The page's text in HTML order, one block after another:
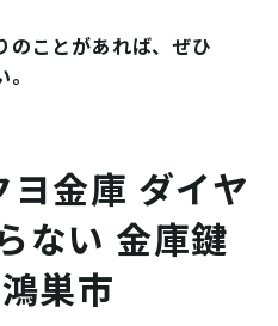
のことがあれば、ぜひ
金庫 ダイヤ
ない 金庫鍵
巣市